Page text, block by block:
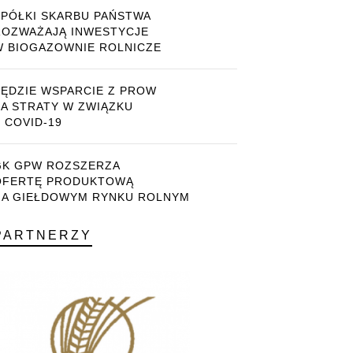
SKARBU PAŃSTWA
INWESTYCJE
BIOGAZOWNIE ROLNICZE
WSPARCIE Z PROW
STRATY W ZWIĄZKU
COVID-19
GPW ROZSZERZA
PRODUKTOWĄ
GIEŁDOWYM RYNKU ROLNYM